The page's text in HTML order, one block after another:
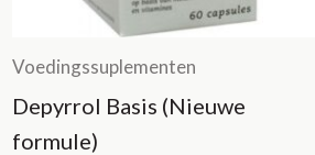
Voedingssuplementen
Depyrrol Basis (Nieuwe
formule)